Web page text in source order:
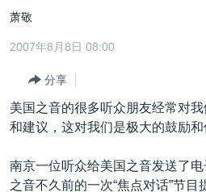
转
内
转
到
航
跳
台湾
港澳
国际
最新国际新闻
中东
分类新闻
人权·法律·宗教
热点专题
萧敬
2007年8月8日 08:00
分享
美国之音的很多听众朋友经常对
和建议，这对我们是极大的鼓励和
南京一位听众给美国之音发送了
之音不久前的一次“焦点对话”节目